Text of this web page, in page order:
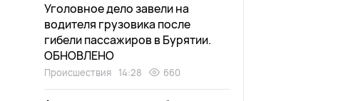
Уголовное дело завели на
водителя грузовика после
гибели пассажиров в Бурятии.
ОБНОВЛЕНО
Происшествия 14:28 660